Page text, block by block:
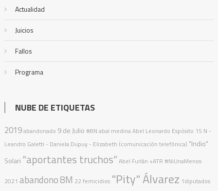
Actualidad
Juicios
Fallos
Programa
NUBE DE ETIQUETAS
2019abandonado 9 de Julio #8N abal medinaAbel Leonardo Espósito 15 N -
Leandro Galetti - Daniela Dupuy - Elizabeth (comunicación telefónica) "Indio"
Solari “aportantes truchos” Abel Furlán +ATR #NiUnaMenos
2021 abandono8M 22 femicidios "Pity" Álvarez 1diputados